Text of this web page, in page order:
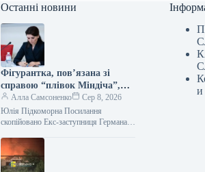
Останні новини
Фігурантка, пов’язана зі
справою “плівок Міндіча”,
зайняла керівний пост у
стратегічній державній
компанії.
Алла Самсоненко
Сер 8, 2026
Юлія Підкоморна Посилання
скопійовано Екс-заступниця Германа
Міндіча”, Юлія Підкоморна, обійняла
посаду виконувачки обов’язків
члена…
и